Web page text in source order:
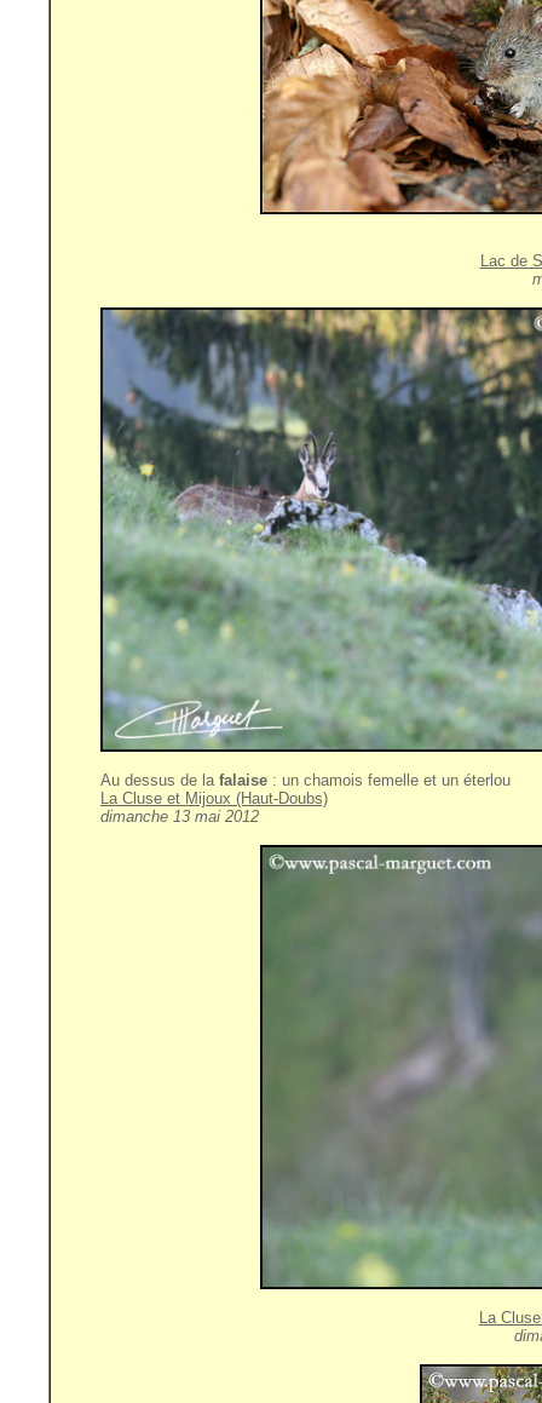
Lac de
Au dessus de la falaise : un chamois femelle et un éterlou
La Cluse et Mijoux (Haut-Doubs)
dimanche 13 mai 2012
La